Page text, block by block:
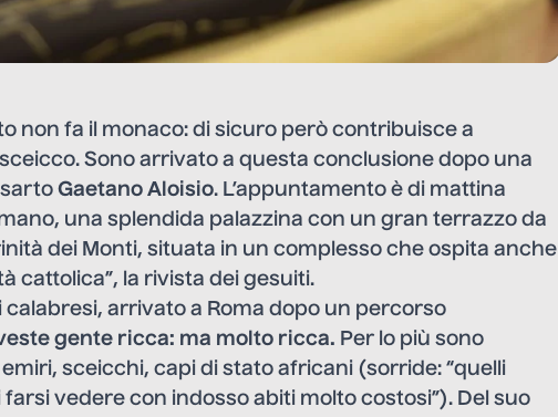
non fa il monaco: di sicuro però contribuisce a
Sono arrivato a questa conclusione dopo una
Gaetano Aloisio. L’appuntamento è di mattina
una splendida palazzina con un gran terrazzo da
dei Monti, situata in un complesso che ospita anche
cattolica”, la rivista dei gesuiti.
calabresi, arrivato a Roma dopo un percorso
gente ricca: ma molto ricca. Per lo più sono
emiri, sceicchi, capi di stato africani (sorride: “quelli
vedere con indosso abiti molto costosi”). Del suo